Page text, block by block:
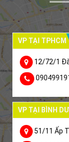
VP TẠI TPHCM
12/72/1
VP TẠI BÌNH
51/11 Ấp